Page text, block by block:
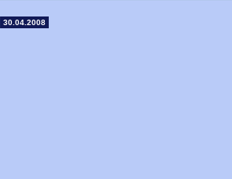
30.04.2008